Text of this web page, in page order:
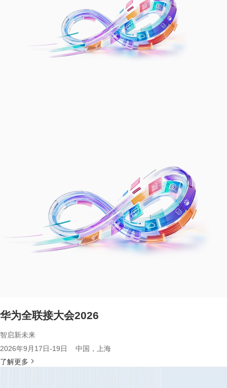
华为全联接大会2026
智启新未来
2026年9月17日-19日 中国，上海
了解更多